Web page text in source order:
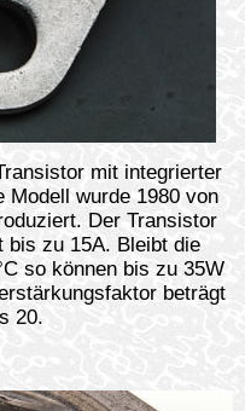
mit integrierter
Modell wurde 1980 von
Der Transistor
bis zu 15A. Bleibt die
so können bis zu 35W
beträgt
20.